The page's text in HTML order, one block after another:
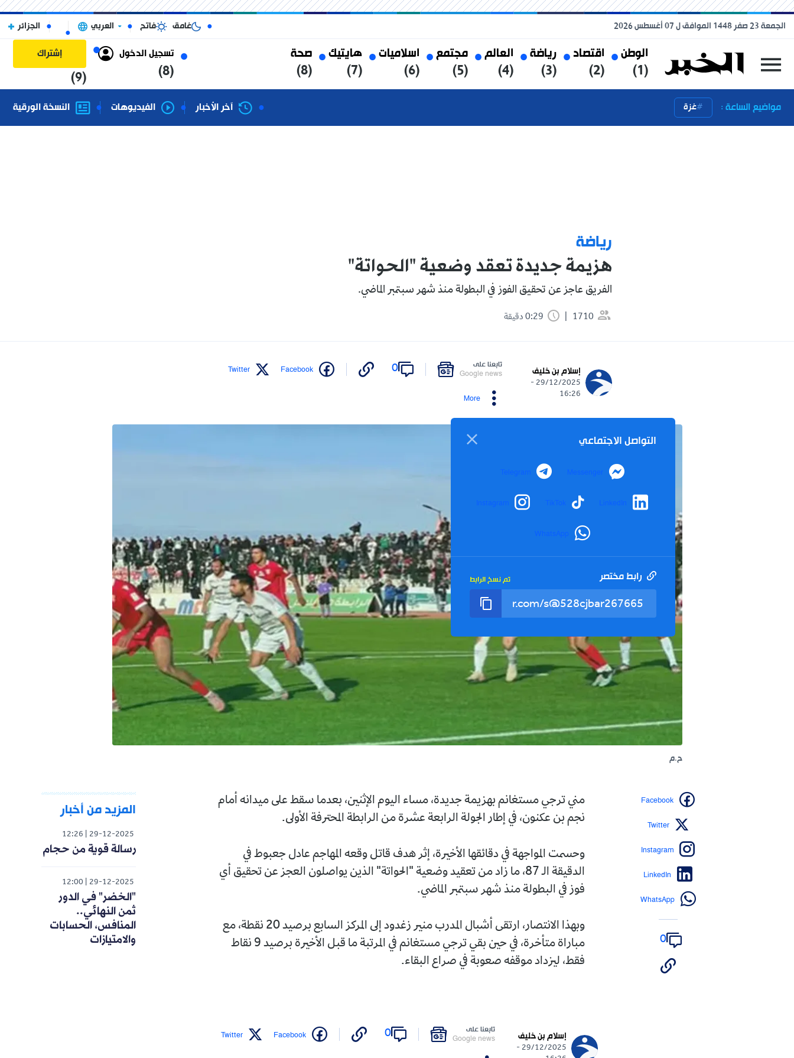
الوطن
(1)
اقتصاد
(2)
رياضة
(3)
العالم
(4)
مجتمع
(5)
اسلاميات
(6)
هايتيك
(7)
صحة
(8)
تسجيل الدخول
(8)
إشتراك
(9)
الجمعة 23 صفر 1448 الموافق ل 07 أغسطس 2026 غامق فاتح العربي الجزائر
مواضيع الساعة : غزة آخر الأخبار الفيديوهات النسخة الورقية
رياضة
هزيمة جديدة تعقد وضعية "الحواتة"
الفريق عاجز عن تحقيق الفوز في البطولة منذ شهر سبتمبر الماضي.
1710
إسلام بن خليف
29/12/2025 -
16:26
تابعنا على
Google news
0
Facebook
Twitter
More
التواصل الاجتماعي
Messenger
Telegram
LinkedIn
TikTok
Instagram
WhatsApp
رابط مختصر تم نسخ الرابط
ح.م
مني ترجي مستغانم بهزيمة جديدة، مساء اليوم الإثنين، بعدما سقط على ميدانه أمام
نجم بن عكنون، في إطار الجولة الرابعة عشرة من الرابطة المحترفة الأولى.
وحسمت المواجهة في دقائقها الأخيرة، إثر هدف قاتل وقعه المهاجم عادل جعبوط في
الدقيقة الـ 87، ما زاد من تعقيد وضعية "الحواتة" الذين يواصلون العجز عن تحقيق أي
فوز في البطولة منذ شهر سبتمبر الماضي.
وبهذا الانتصار، ارتقى أشبال المدرب منير زغدود إلى المركز السابع برصيد 20 نقطة، مع
مباراة متأخرة، في حين بقي ترجي مستغانم في المرتبة ما قبل الأخيرة برصيد 9 نقاط
فقط، ليزداد موقفه صعوبة في صراع البقاء.
Facebook
Twitter
Instagram
LinkedIn
WhatsApp
0
المزيد من أخبار
29-12-2025
12:26
رسالة قوية من حجام
29-12-2025
12:00
"الخضر" في الدور
ثمن النهائي..
المنافس، الحسابات
والامتيازات
إسلام بن خليف
29/12/2025 -
تابعنا على
Google news
0
Facebook
Twitter